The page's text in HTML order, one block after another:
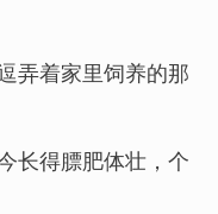
弄着家里饲养的那
长得膘肥体壮，个